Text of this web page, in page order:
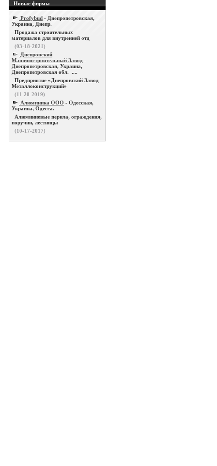
Новые фирмы
Profybud - Днепропетровская,
Украина, Днепр.
Продажа строительных
материалов для внутренней отд
(03-18-2021)
Днепровский
Машиностроительный Завод -
Днепропетровская, Украина,
Днепропетровская обл. ....
Предприятие «Днепровский Завод
Металлоконструкций»
(11-20-2019)
Алюминика ООО - Одесская,
Украина, Одесса.
Алюминиевые перила, ограждения,
поручни, лестницы
(10-17-2017)